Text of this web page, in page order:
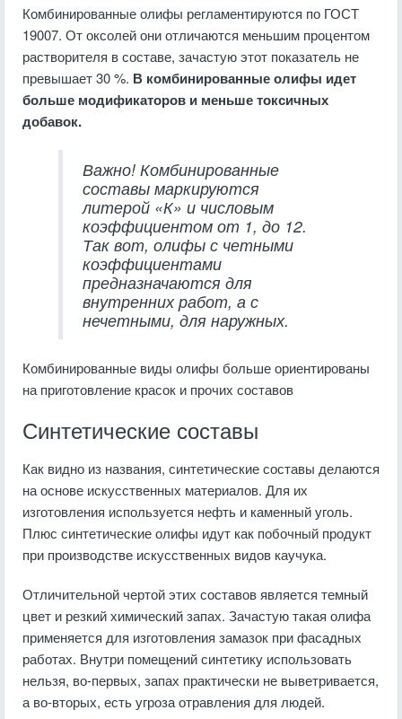
Комбинированные олифы регламентируются по ГОСТ
19007. От оксолей они отличаются меньшим процентом
растворителя в составе, зачастую этот показатель не
превышает 30 %. В комбинированные олифы идет
больше модификаторов и меньше токсичных
добавок.
Важно! Комбинированные
составы маркируются
литерой «К» и числовым
коэффициентом от 1, до 12.
Так вот, олифы с четными
коэффициентами
предназначаются для
внутренних работ, а с
нечетными, для наружных.
Комбинированные виды олифы больше ориентированы
на приготовление красок и прочих составов
Синтетические составы
Как видно из названия, синтетические составы делаются
на основе искусственных материалов. Для их
изготовления используется нефть и каменный уголь.
Плюс синтетические олифы идут как побочный продукт
при производстве искусственных видов каучука.
Отличительной чертой этих составов является темный
цвет и резкий химический запах. Зачастую такая олифа
применяется для изготовления замазок при фасадных
работах. Внутри помещений синтетику использовать
нельзя, во-первых, запах практически не выветривается,
а во-вторых, есть угроза отравления для людей.